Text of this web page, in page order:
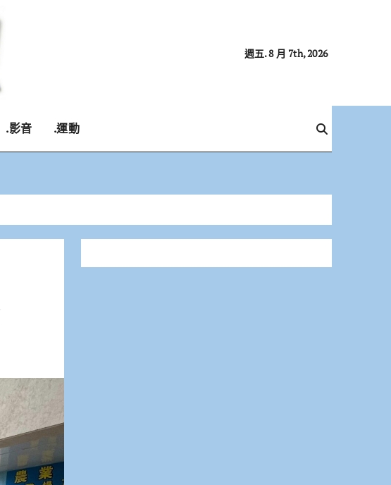
週五. 8 月 7th, 2026
.影音 .運動